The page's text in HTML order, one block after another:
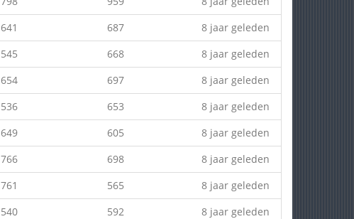
641 687
8 jaar geleden
545 668
8 jaar geleden
654 697
8 jaar geleden
536 653
8 jaar geleden
649 605
8 jaar geleden
766 698
8 jaar geleden
761 565
8 jaar geleden
540 592
8 jaar geleden